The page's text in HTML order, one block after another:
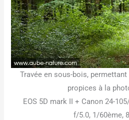
Travée en sous-bois, permettant
propices à la
EOS 5D mark II + Canon 24-
f/5.0, 1/60ème,